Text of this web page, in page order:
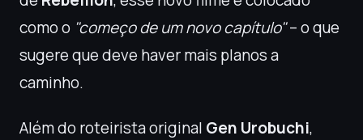
como o "começo de um novo capítulo"– o que
sugere que deve haver mais planos a
caminho.
Além do roteirista original Gen Urobuchi,